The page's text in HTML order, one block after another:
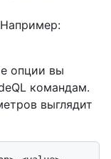
опции вы
командам.
выглядит